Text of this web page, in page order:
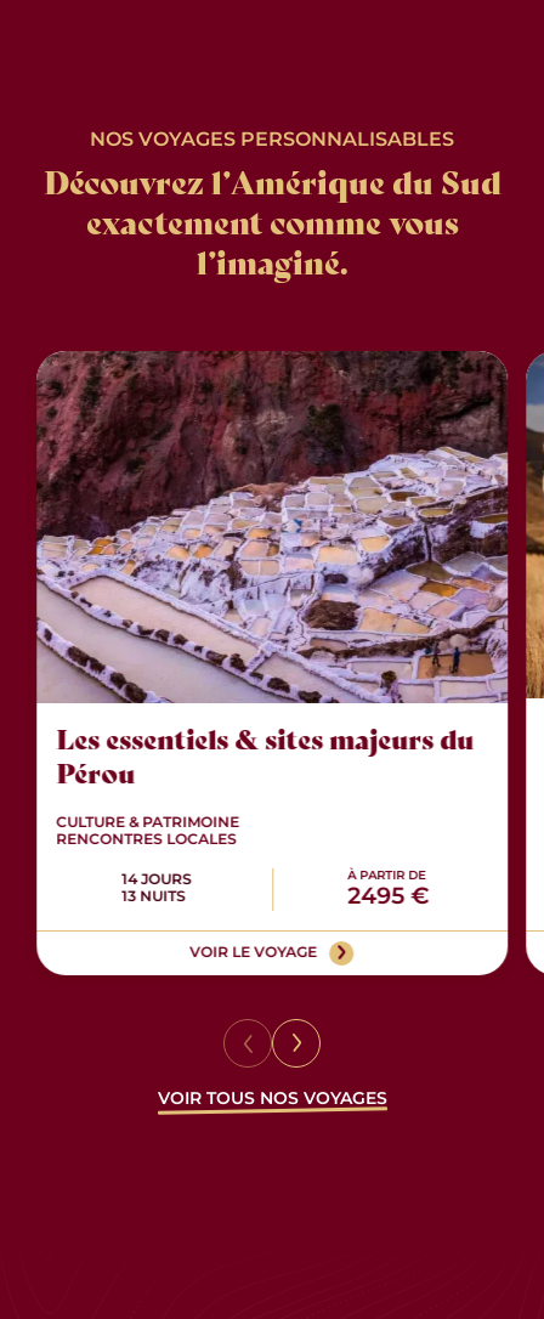
NOS VOYAGES PERSONNALISABLES
Découvrez l’Amérique du Sud
exactement comme vous
l’imaginé.
Les essentiels & sites majeurs du
Pérou
CULTURE & PATRIMOINE
RENCONTRES LOCALES
14 JOURS
13 NUITS
À PARTIR DE
2495 €
VOIR LE VOYAGE
VOIR TOUS NOS VOYAGES